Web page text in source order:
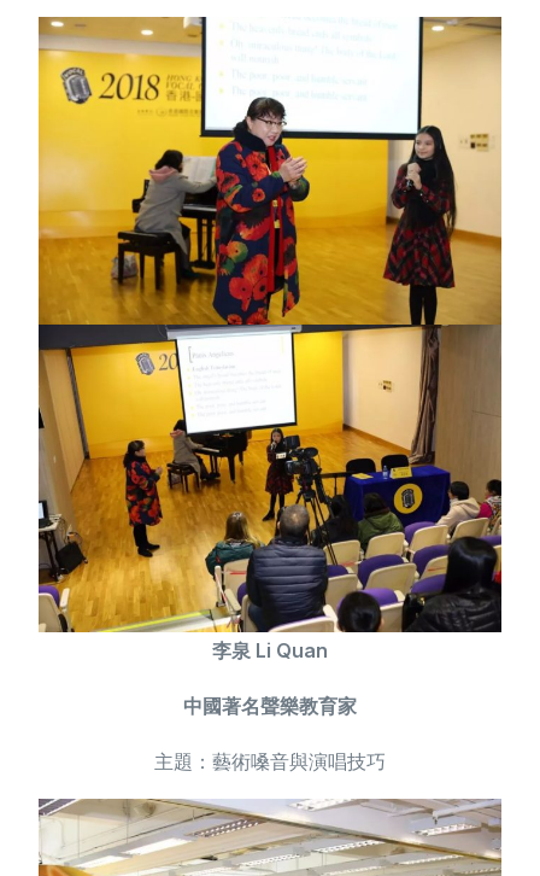
李泉 Li Quan
中國著名聲樂教育家
主題：藝術嗓音與演唱技巧